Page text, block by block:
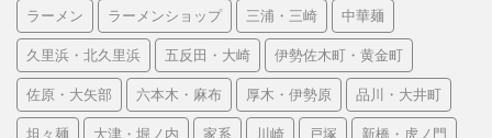
ラーメン ラーメンショップ 三浦・三崎 中華麺
久里浜・北久里浜 五反田・大崎 伊勢佐木町・黄金町
佐原・大矢部 六本木・麻布 厚木・伊勢原 品川・大井町
坦々麺 大津・堀ノ内 家系 川崎 戸塚 新橋・虎ノ門